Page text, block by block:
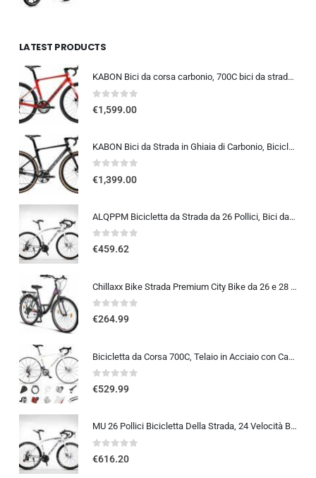
LATEST PRODUCTS
KABON Bici da corsa carbonio, 700C bici da strada T800 Completamente carbonio con Shimano 105 R7000 22 velocità 8.1 KG Leg…
0out of 5
€1,599.00
KABON Bici da Strada in Ghiaia di Carbonio, Bicicletta con Telaio in Fibra di Carbonio T800 con Bicicletta da Corsa con Fr…
0out of 5
€1,399.00
ALQPPM Bicicletta da Strada da 26 Pollici, Bici da 24 Velocità, Freno a Doppio Disco, Telaio in Acciaio ad Alto Tenore Di …
0out of 5
€459.62
Chillaxx Bike Strada Premium City Bike da 26 e 28 pollici, bicicletta per ragazze, ragazzi, uomini e donne, cambio a 21 ma…
0out of 5
€264.99
Bicicletta da Corsa 700C, Telaio in Acciaio con Cambio a 24/27/30 Marce, Bicicletta da Strada per Uomo Donna, Bici da Stra…
0out of 5
€529.99
MU 26 Pollici Bicicletta Della Strada, 24 Velocità Bici, Doppio Disco Freno, Acciaio Al Carbonio Telaio, Strada Biciclette…
0out of 5
€616.20